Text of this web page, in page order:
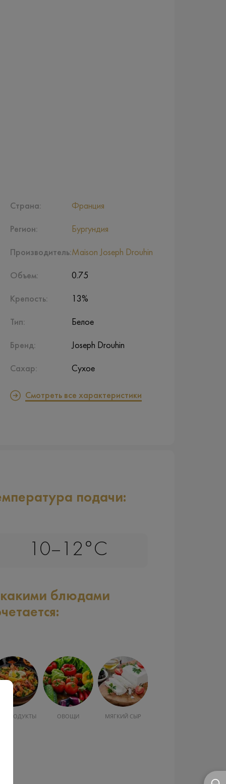
Страна:
Регион:
Производитель:
Объем:
Крепость:
Тип:
Бренд:
Сахар:
Франция
Бургундия
Maison Joseph Drouhin
0.75
13%
Белое
Joseph Drouhin
Сухое
Смотреть все характеристики
подачи:
10–12°C
блюдами
ОВОЩИ МЯГКИЙ СЫР